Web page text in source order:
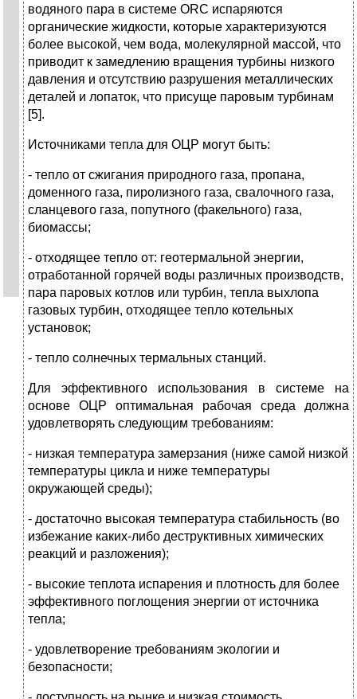
водяного пара в системе ORC испаряются
органические жидкости, которые характеризуются
более высокой, чем вода, молекулярной массой, что
приводит к замедлению вращения турбины низкого
давления и отсутствию разрушения металлических
деталей и лопаток, что присуще паровым турбинам
[5].
Источниками тепла для ОЦР могут быть:
- тепло от сжигания природного газа, пропана,
доменного газа, пиролизного газа, свалочного газа,
сланцевого газа, попутного (факельного) газа,
биомассы;
- отходящее тепло от: геотермальной энергии,
отработанной горячей воды различных производств,
пара паровых котлов или турбин, тепла выхлопа
газовых турбин, отходящее тепло котельных
установок;
- тепло солнечных термальных станций.
Для эффективного использования в системе на
основе ОЦР оптимальная рабочая среда должна
удовлетворять следующим требованиям:
- низкая температура замерзания (ниже самой низкой
температуры цикла и ниже температуры
окружающей среды);
- достаточно высокая температура стабильность (во
избежание каких-либо деструктивных химических
реакций и разложения);
- высокие теплота испарения и плотность для более
эффективного поглощения энергии от источника
тепла;
- удовлетворение требованиям экологии и
безопасности;